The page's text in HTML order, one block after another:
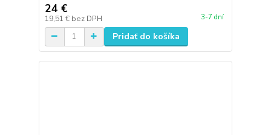
24 €
19,51 € bez DPH 3-7 dní
Pridať do košíka